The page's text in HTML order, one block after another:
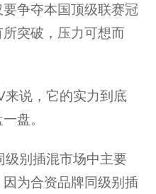
争夺本国顶级联赛冠
突破，压力可想而
来说，它的实力到底
盘。
级别插混市场中主要
为合资品牌同级别插